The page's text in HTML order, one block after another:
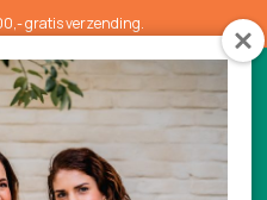
gratis verzending.
0
SPF Brush Dry